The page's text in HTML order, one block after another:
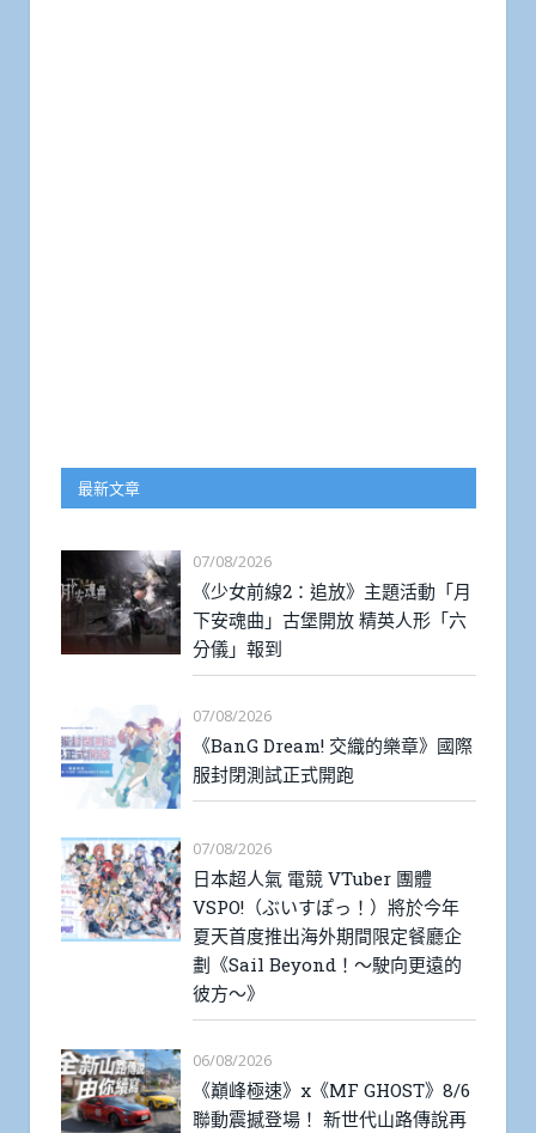
最新文章
07/08/2026
《少女前線2：追放》主題活動「月
下安魂曲」古堡開放 精英人形「六
分儀」報到
07/08/2026
《BanG Dream! 交織的樂章》國際
服封閉測試正式開跑
07/08/2026
日本超人氣 電競 VTuber 團體
VSPO!（ぶいすぽっ！）將於今年
夏天首度推出海外期間限定餐廳企
劃《Sail Beyond！～駛向更遠的
彼方～》
06/08/2026
《巔峰極速》x《MF GHOST》8/6
聯動震撼登場！ 新世代山路傳說再